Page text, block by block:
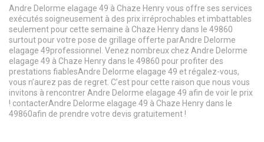
Andre Delorme elagage 49 à Chaze Henry vous offre ses services
exécutés soigneusement à des prix irréprochables et imbattables
seulement pour cette semaine à Chaze Henry dans le 49860
surtout pour votre pose de grillage offerte parAndre Delorme
elagage 49professionnel. Venez nombreux chez Andre Delorme
elagage 49 à Chaze Henry dans le 49860 pour profiter des
prestations fiablesAndre Delorme elagage 49 et régalez-vous,
vous n’aurez pas de regret. C’est pour cette raison que nous vous
invitons à rencontrer Andre Delorme elagage 49 afin de voir le prix
! contacterAndre Delorme elagage 49 à Chaze Henry dans le
49860afin de prendre votre devis gratuitement !